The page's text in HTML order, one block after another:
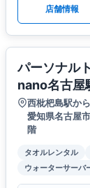
店舗情報
パーソナル
nano名古屋
西枇杷島駅か
愛知県名古屋
階
タオルレンタル
ウォーターサーバ